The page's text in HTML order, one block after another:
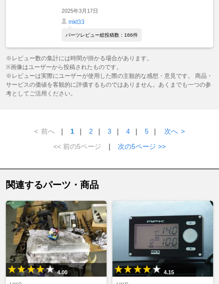
2025年3月17日
mkt33
パーツレビュー総投稿数：166件
※レビュー数の集計には時間が掛かる場合があります。
※画像はユーザーから投稿されたものです。
※レビューは実際にユーザーが使用した際の主観的な感想・意見です。 商品・
サービスの価値を客観的に評価するものではありません。あくまでも一つの参
考としてご活用ください。
< 前へ ｜ 1 ｜ 2 ｜ 3 ｜ 4 ｜ 5 ｜ 次へ >
<< 前の5ページ
｜ 次の5ページ >>
関連するパーツ・商品
4.00 4.15